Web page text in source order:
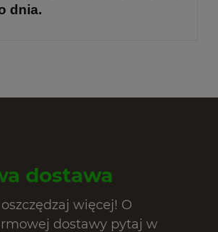
dnia.
dostawa
więcej! O
dostawy pytaj w